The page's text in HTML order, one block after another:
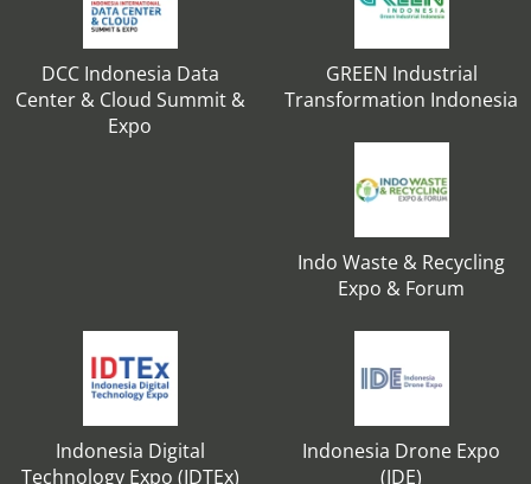
DCC Indonesia Data
Center & Cloud Summit &
Expo
GREEN Industrial
Transformation Indonesia
Indo Waste & Recycling
Expo & Forum
Indonesia Digital
Technology Expo (IDTEx)
Indonesia Drone Expo
(IDE)